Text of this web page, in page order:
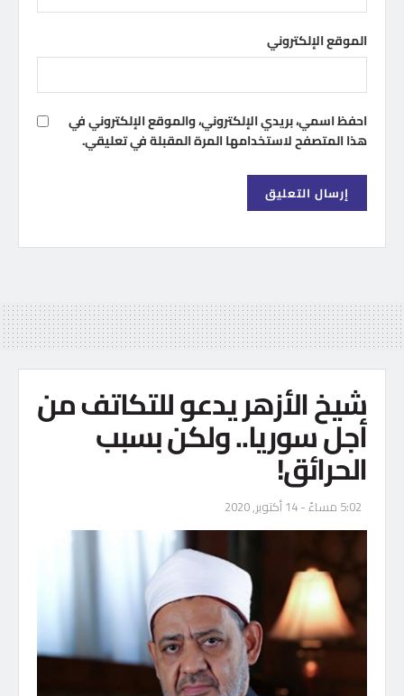
الموقع الإلكتروني
احفظ اسمي، بريدي الإلكتروني، والموقع الإلكتروني في
هذا المتصفح لاستخدامها المرة المقبلة في تعليقي.
شيخ الأزهر يدعو للتكاتف من
أجل سوريا.. ولكن بسبب
الحرائق!
5:02 مساءً - 14 أكتوبر, 2020